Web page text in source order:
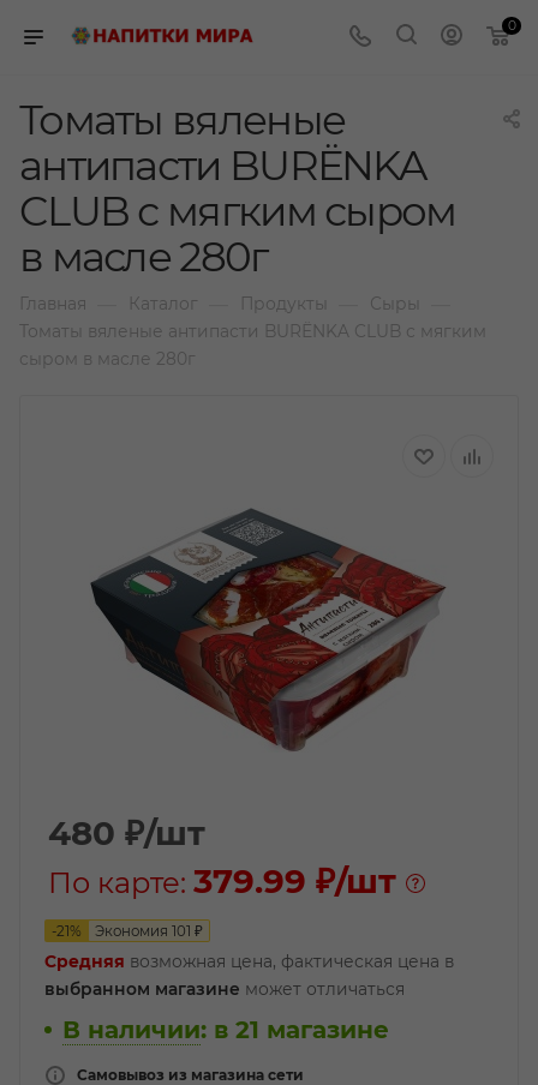
0
Томаты вяленые
антипасти BURЁNKA
CLUB с мягким сыром
в масле 280г
Главная Каталог Продукты Сыры
Томаты вяленые антипасти BURЁNKA CLUB с мягким
сыром в масле 280г
480 ₽/шт
По карте: 379.99 ₽/шт
-21% Экономия 101 ₽
Средняя возможная цена, фактическая цена в
выбранном магазине может отличаться
В наличии: в 21 магазине
Самовывоз из магазина сети